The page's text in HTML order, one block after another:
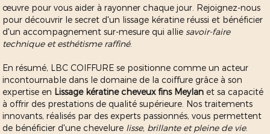
œuvre pour vous aider à rayonner chaque jour. Rejoignez-nous
pour découvrir le secret d'un lissage kératine réussi et bénéficier
d'un accompagnement sur-mesure qui allie savoir-faire
technique et esthétisme raffiné.
En résumé, LBC COIFFURE se positionne comme un acteur
incontournable dans le domaine de la coiffure grâce à son
expertise en Lissage kératine cheveux fins Meylan et sa capacité
à offrir des prestations de qualité supérieure. Nos traitements
innovants, réalisés par des experts passionnés, vous permettent
de bénéficier d'une chevelure lisse, brillante et pleine de vie.